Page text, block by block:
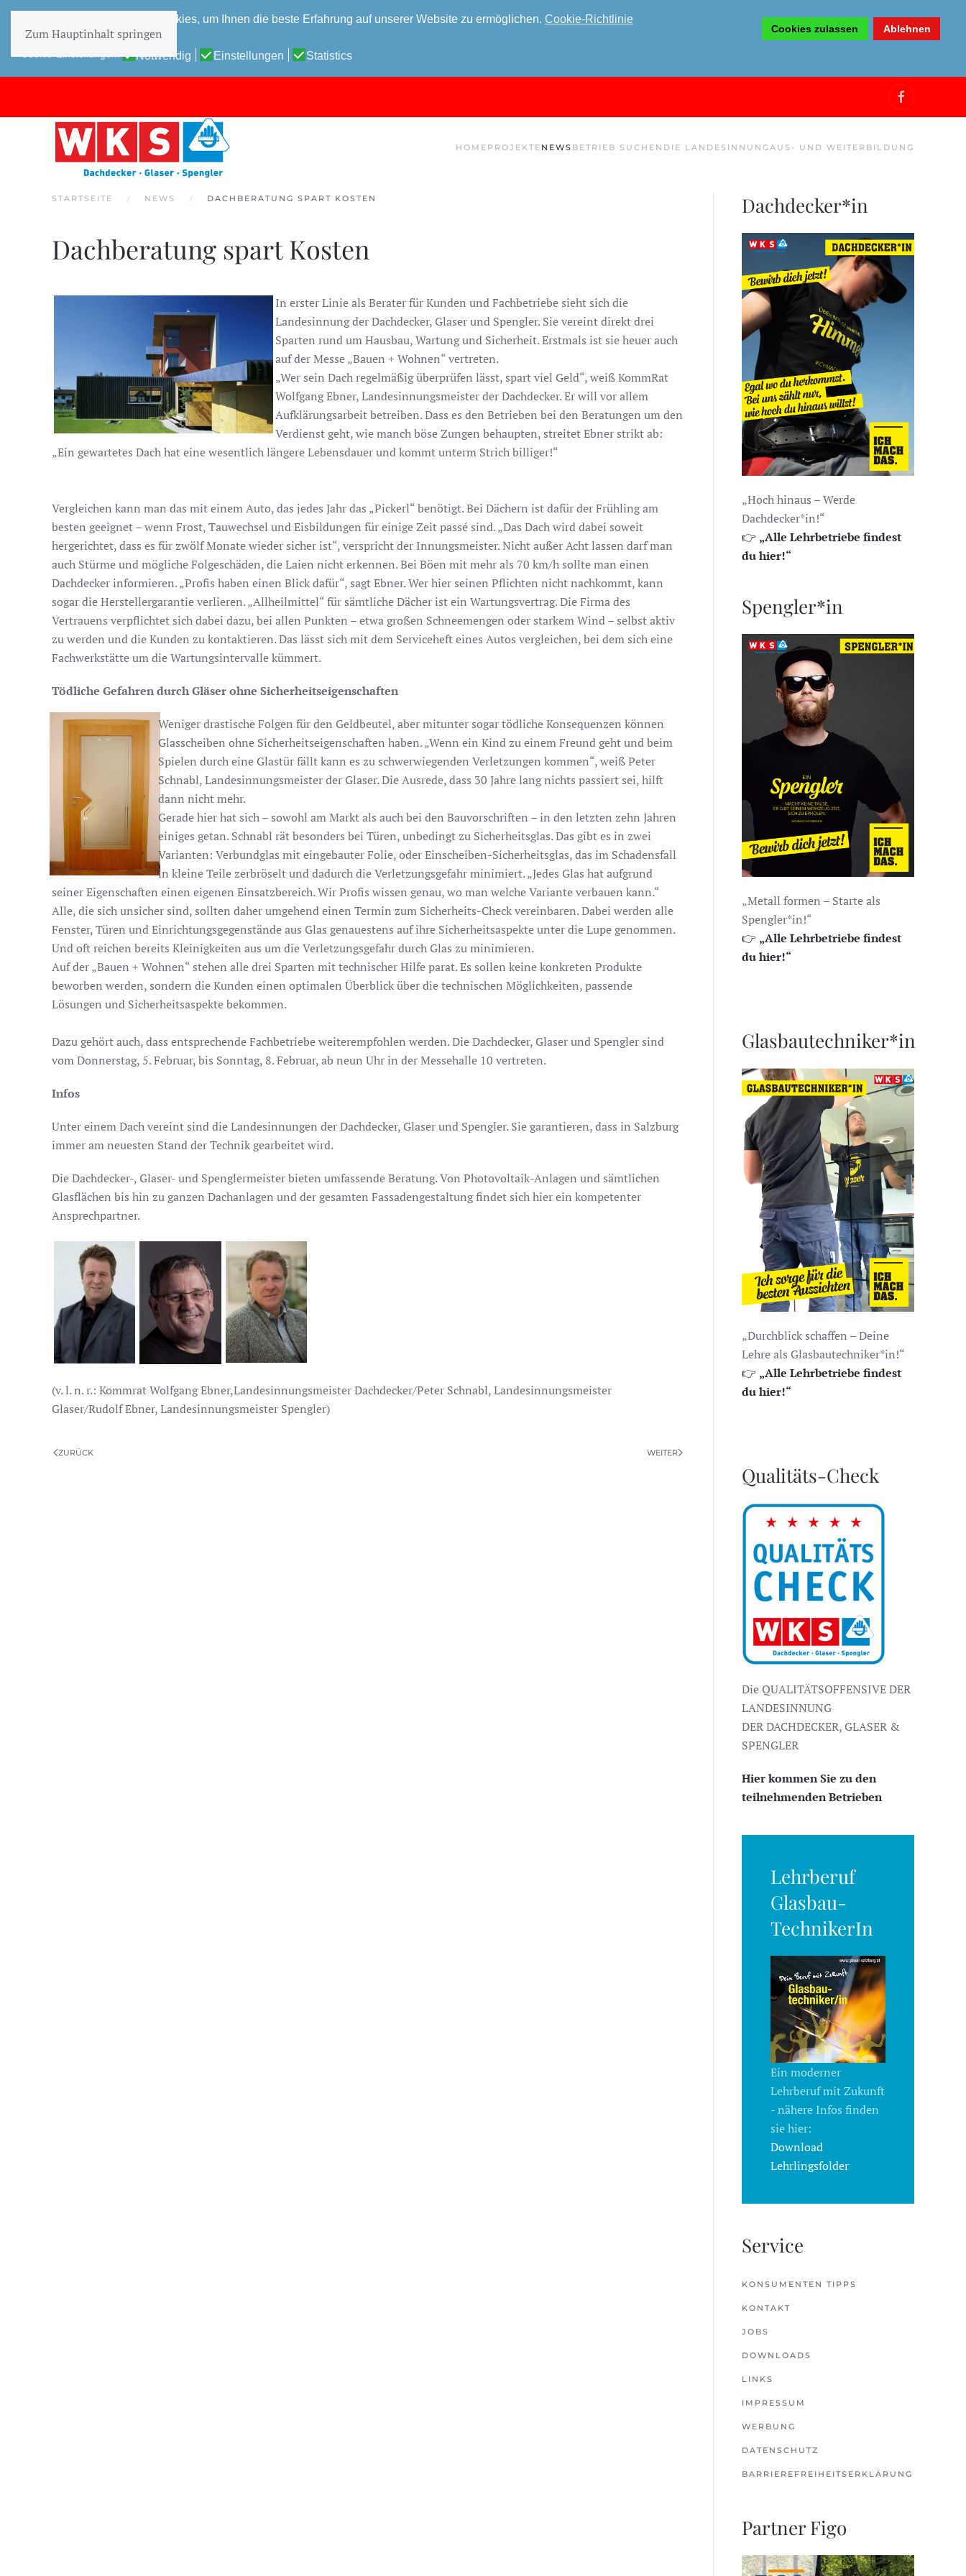
Diese Website verwendet Cookies, um Ihnen die beste Erfahrung auf unserer Website zu ermöglichen. Cookie-Richtlinie
Datenschutz-Bestimmungen
Cookies zulassen Ablehnen
Notwendig Einstellungen Statistics
Zum Hauptinhalt springen
HOME PROJEKTE NEWS BETRIEB SUCHEN DIE LANDESINNUNGAUS- UND WEITERBILDUNG
STARTSEITE NEWS DACHBERATUNG SPART KOSTEN
Dachberatung spart Kosten
In erster Linie als Berater für Kunden und Fachbetriebe sieht sich die
Landesinnung der Dachdecker, Glaser und Spengler. Sie vereint direkt drei
Sparten rund um Hausbau, Wartung und Sicherheit. Erstmals ist sie heuer auch
auf der Messe „Bauen + Wohnen“ vertreten.
„Wer sein Dach regelmäßig überprüfen lässt, spart viel Geld“, weiß KommRat
Wolfgang Ebner, Landesinnungsmeister der Dachdecker. Er will vor allem
Aufklärungsarbeit betreiben. Dass es den Betrieben bei den Beratungen um den
Verdienst geht, wie manch böse Zungen behaupten, streitet Ebner strikt ab:
„Ein gewartetes Dach hat eine wesentlich längere Lebensdauer und kommt unterm Strich billiger!“
Vergleichen kann man das mit einem Auto, das jedes Jahr das „Pickerl“ benötigt. Bei Dächern ist dafür der Frühling am
besten geeignet – wenn Frost, Tauwechsel und Eisbildungen für einige Zeit passé sind. „Das Dach wird dabei soweit
hergerichtet, dass es für zwölf Monate wieder sicher ist“, verspricht der Innungsmeister. Nicht außer Acht lassen darf man
auch Stürme und mögliche Folgeschäden, die Laien nicht erkennen. Bei Böen mit mehr als 70 km/h sollte man einen
Dachdecker informieren. „Profis haben einen Blick dafür“, sagt Ebner. Wer hier seinen Pflichten nicht nachkommt, kann
sogar die Herstellergarantie verlieren. „Allheilmittel“ für sämtliche Dächer ist ein Wartungsvertrag. Die Firma des
Vertrauens verpflichtet sich dabei dazu, bei allen Punkten – etwa großen Schneemengen oder starkem Wind – selbst aktiv
zu werden und die Kunden zu kontaktieren. Das lässt sich mit dem Serviceheft eines Autos vergleichen, bei dem sich eine
Fachwerkstätte um die Wartungsintervalle kümmert.
Tödliche Gefahren durch Gläser ohne Sicherheitseigenschaften
Weniger drastische Folgen für den Geldbeutel, aber mitunter sogar tödliche Konsequenzen können
Glasscheiben ohne Sicherheitseigenschaften haben. „Wenn ein Kind zu einem Freund geht und beim
Spielen durch eine Glastür fällt kann es zu schwerwiegenden Verletzungen kommen“, weiß Peter
Schnabl, Landesinnungsmeister der Glaser. Die Ausrede, dass 30 Jahre lang nichts passiert sei, hilft
dann nicht mehr.
Gerade hier hat sich – sowohl am Markt als auch bei den Bauvorschriften – in den letzten zehn Jahren
einiges getan. Schnabl rät besonders bei Türen, unbedingt zu Sicherheitsglas. Das gibt es in zwei
Varianten: Verbundglas mit eingebauter Folie, oder Einscheiben-Sicherheitsglas, das im Schadensfall
in kleine Teile zerbröselt und dadurch die Verletzungsgefahr minimiert. „Jedes Glas hat aufgrund
seiner Eigenschaften einen eigenen Einsatzbereich. Wir Profis wissen genau, wo man welche Variante verbauen kann.“
Alle, die sich unsicher sind, sollten daher umgehend einen Termin zum Sicherheits-Check vereinbaren. Dabei werden alle
Fenster, Türen und Einrichtungsgegenstände aus Glas genauestens auf ihre Sicherheitsaspekte unter die Lupe genommen.
Und oft reichen bereits Kleinigkeiten aus um die Verletzungsgefahr durch Glas zu minimieren.
Auf der „Bauen + Wohnen“ stehen alle drei Sparten mit technischer Hilfe parat. Es sollen keine konkreten Produkte
beworben werden, sondern die Kunden einen optimalen Überblick über die technischen Möglichkeiten, passende
Lösungen und Sicherheitsaspekte bekommen.
Dazu gehört auch, dass entsprechende Fachbetriebe weiterempfohlen werden. Die Dachdecker, Glaser und Spengler sind
vom Donnerstag, 5. Februar, bis Sonntag, 8. Februar, ab neun Uhr in der Messehalle 10 vertreten.
Infos
Unter einem Dach vereint sind die Landesinnungen der Dachdecker, Glaser und Spengler. Sie garantieren, dass in Salzburg
immer am neuesten Stand der Technik gearbeitet wird.
Die Dachdecker-, Glaser- und Spenglermeister bieten umfassende Beratung. Von Photovoltaik-Anlagen und sämtlichen
Glasflächen bis hin zu ganzen Dachanlagen und der gesamten Fassadengestaltung findet sich hier ein kompetenter
Ansprechpartner.
(v. l. n. r.: Kommrat Wolfgang Ebner,Landesinnungsmeister Dachdecker/Peter Schnabl, Landesinnungsmeister
Glaser/Rudolf Ebner, Landesinnungsmeister Spengler)
ZURÜCK WEITER
Dachdecker*in
„Hoch hinaus – Werde
Dachdecker*in!“
👉 „Alle Lehrbetriebe findest
du hier!“
Spengler*in
„Metall formen – Starte als
Spengler*in!“
👉 „Alle Lehrbetriebe findest
du hier!“
Glasbautechniker*in
„Durchblick schaffen – Deine
Lehre als Glasbautechniker*in!“
👉 „Alle Lehrbetriebe findest
du hier!“
Qualitäts-Check
Die QUALITÄTSOFFENSIVE DER
LANDESINNUNG
DER DACHDECKER, GLASER &
SPENGLER
Hier kommen Sie zu den
teilnehmenden Betrieben
Lehrberuf
Glasbau-
TechnikerIn
Ein moderner
Lehrberuf mit Zukunft
- nähere Infos finden
sie hier:
Download
Lehrlingsfolder
Service
KONSUMENTEN TIPPS
KONTAKT
JOBS
DOWNLOADS
LINKS
IMPRESSUM
WERBUNG
DATENSCHUTZ
BARRIEREFREIHEITSERKLÄRUNG
Partner Figo